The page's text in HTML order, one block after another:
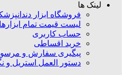
لینک ها
فروشگاه ابزار
لیست قیمت تمام
حساب کاربری
خرید اقساطی
پیگیری سفارش و
دستور العمل استریل و